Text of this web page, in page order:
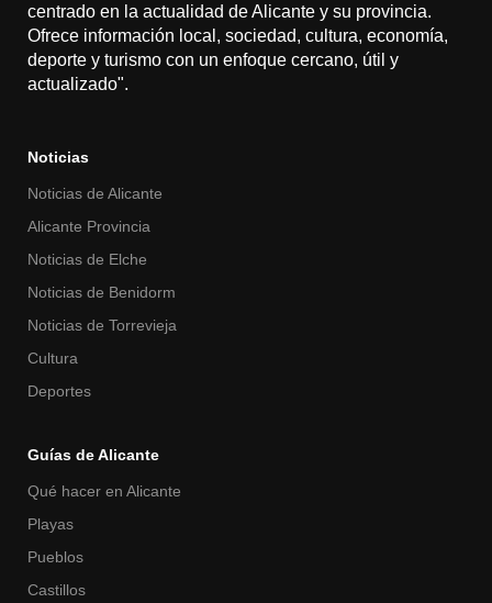
centrado en la actualidad de Alicante y su provincia.
Ofrece información local, sociedad, cultura, economía,
deporte y turismo con un enfoque cercano, útil y
actualizado".
Noticias
Noticias de Alicante
Alicante Provincia
Noticias de Elche
Noticias de Benidorm
Noticias de Torrevieja
Cultura
Deportes
Guías de Alicante
Qué hacer en Alicante
Playas
Pueblos
Castillos